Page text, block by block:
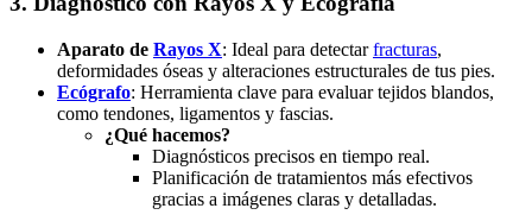
Aparato de Rayos X: Ideal para detectarfracturas,
deformidades óseas y alteraciones estructurales de tus pies.
Ecógrafo: Herramienta clave para evaluar tejidos blandos,
como tendones, ligamentos y fascias.
¿Qué hacemos?
Diagnósticos precisos en tiempo real.
Planificación de tratamientos más efectivos
gracias a imágenes claras y detalladas.